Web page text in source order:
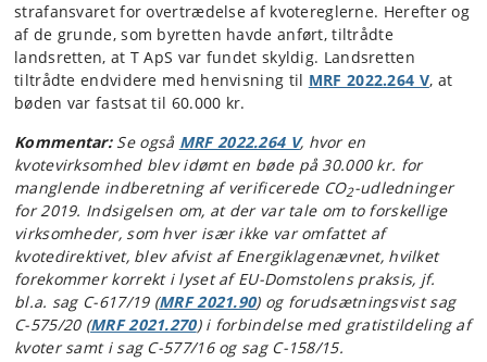
strafansvaret for overtrædelse af kvotereglerne. Herefter og
af de grunde, som byretten havde anført, tiltrådte
landsretten, at T ApS var fundet skyldig. Landsretten
tiltrådte endvidere med henvisning til MRF 2022.264 V, at
bøden var fastsat til 60.000 kr.
Kommentar:Se også MRF 2022.264 V, hvor en
kvotevirksomhed blev idømt en bøde på 30.000 kr. for
manglende indberetning af verificerede CO2-udledninger
for 2019. Indsigelsen om, at der var tale om to forskellige
virksomheder, som hver især ikke var omfattet af
kvotedirektivet, blev afvist af Energiklagenævnet, hvilket
forekommer korrekt i lyset af EU-Domstolens praksis, jf.
bl.a. sag C-617/19 (MRF 2021.90) og forudsætningsvist sag
C-575/20 (MRF 2021.270) i forbindelse med gratistildeling af
kvoter samt i sag C-577/16 og sag C-158/15.